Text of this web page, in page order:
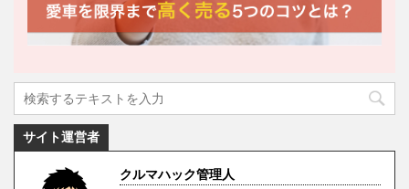
サイト運営者
クルマハック管理人